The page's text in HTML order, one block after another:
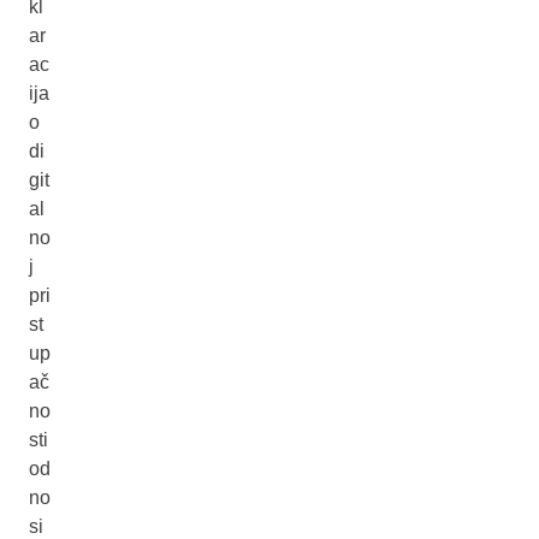
kl
ar
ac
ija
o
di
git
al
no
j
pri
st
up
ač
no
sti
od
no
si